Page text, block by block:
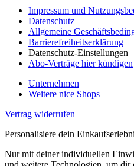
Impressum und
Datenschutz
Allgemeine
Barrierefreiheitserklärung
Datenschutz-Einstellungen
Abo-Verträge hier kündigen
Unternehmen
Weitere nice Shops
Vertrag widerrufen
Personalisiere dein
Nur mit deiner individuellen